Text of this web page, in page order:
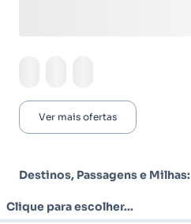
Ver mais ofertas
Destinos, Passagens e Milhas:
Clique para escolher...